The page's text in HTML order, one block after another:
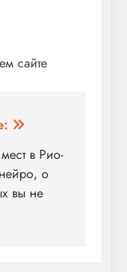
сайте
в Рио-
о
вы не